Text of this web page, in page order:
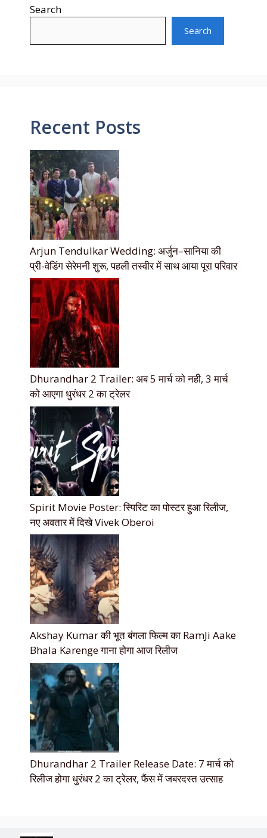
Search
Search
Recent Posts
Arjun Tendulkar Wedding: अर्जुन–सानिया की
प्री-वेडिंग सेरेमनी शुरू, पहली तस्वीर में साथ आया पूरा परिवार
Dhurandhar 2 Trailer: अब 5 मार्च को नही, 3 मार्च
को आएगा धुरंधर 2 का ट्रेलर
Spirit Movie Poster: स्पिरिट का पोस्टर हुआ रिलीज,
नए अवतार में दिखे Vivek Oberoi
Akshay Kumar की भूत बंगला फिल्म का RamJi Aake
Bhala Karenge गाना होगा आज रिलीज
Dhurandhar 2 Trailer Release Date: 7 मार्च को
रिलीज होगा धुरंधर 2 का ट्रेलर, फैंस में जबरदस्त उत्साह